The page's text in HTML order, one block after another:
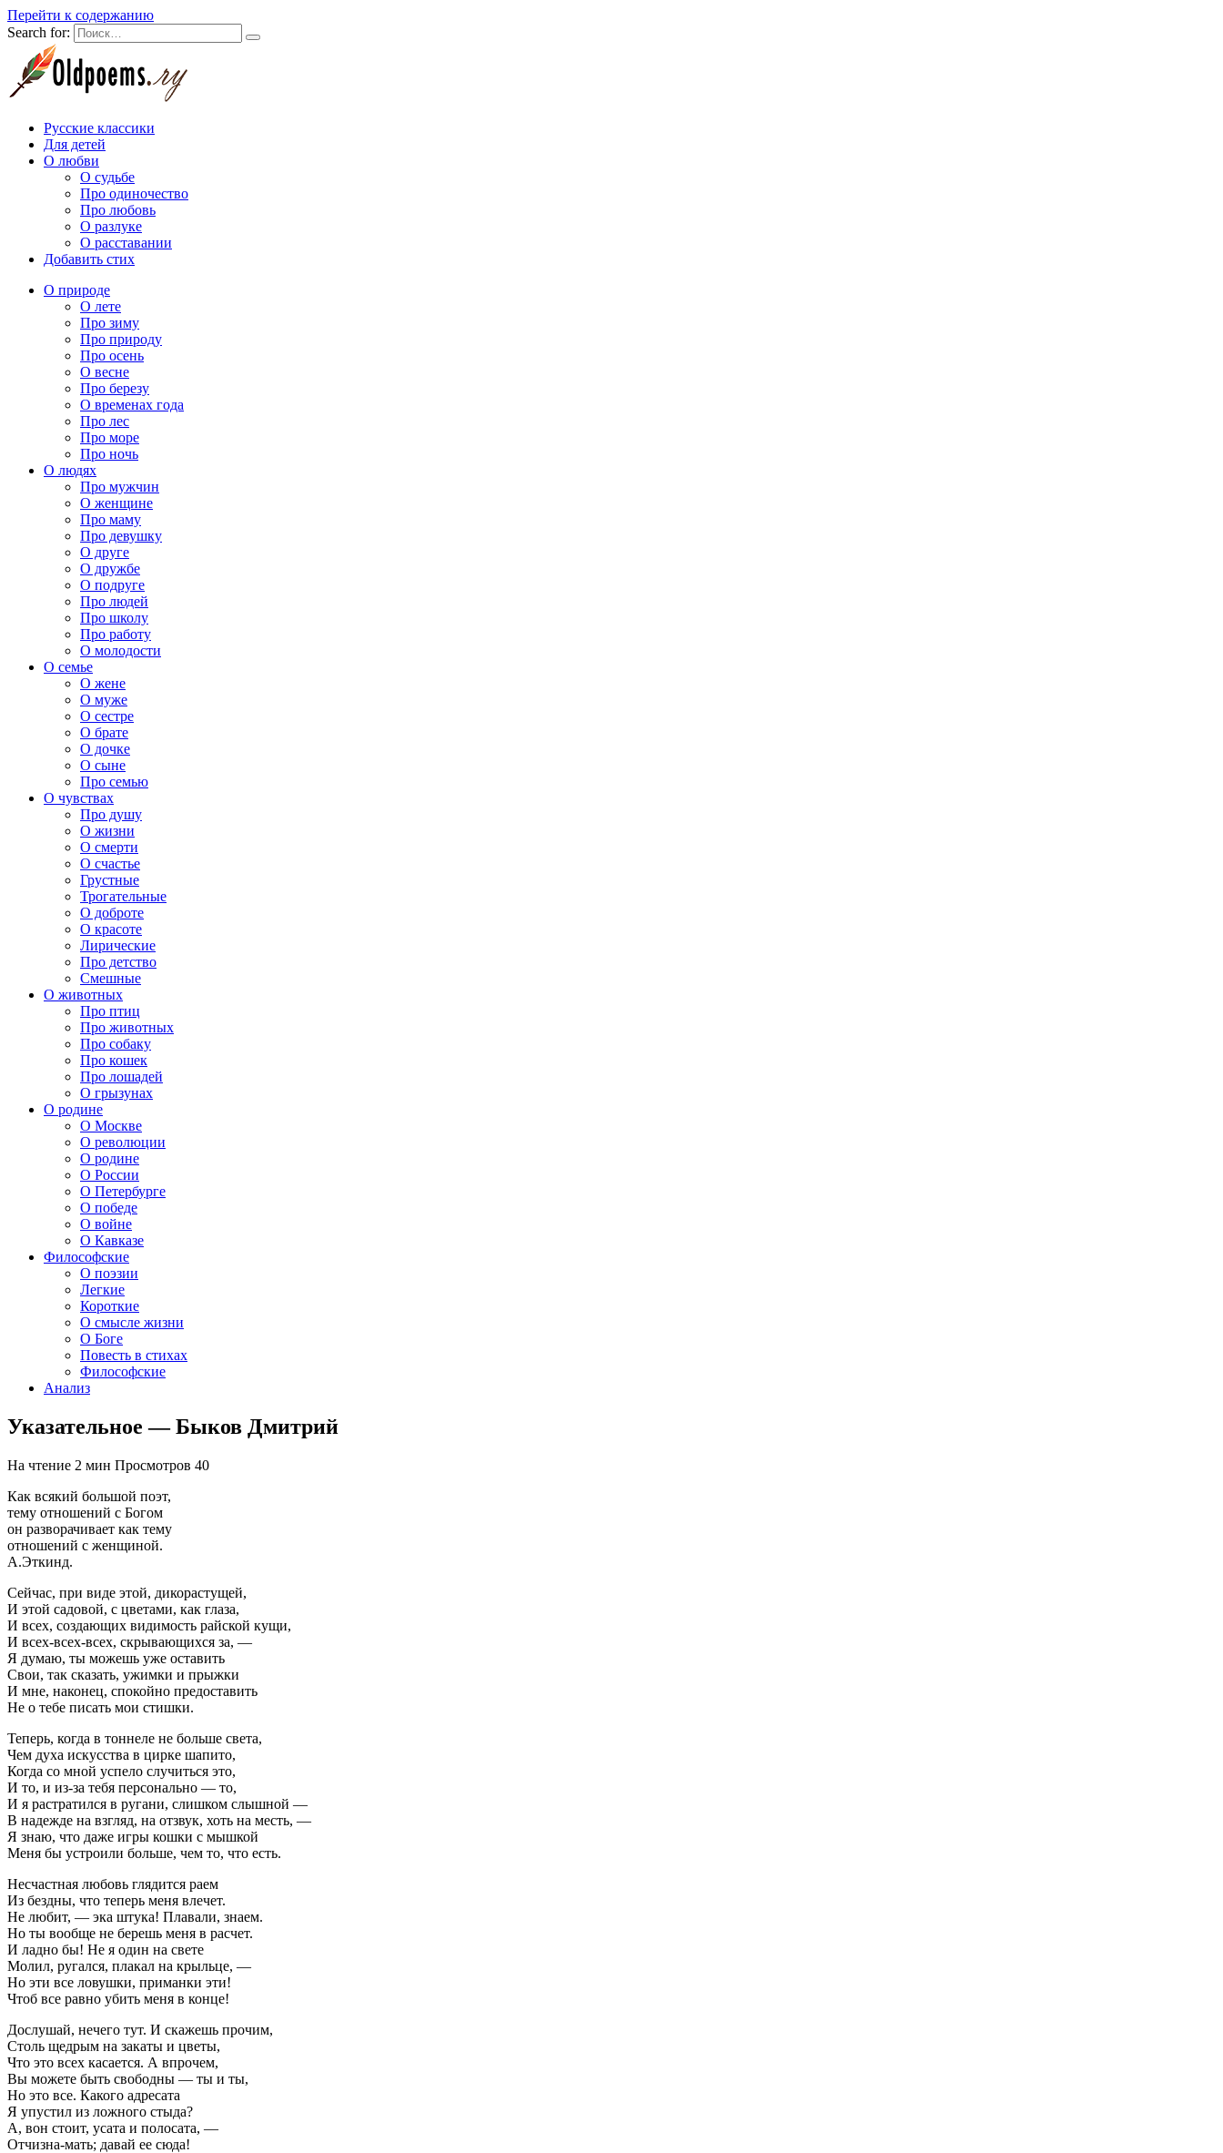
Перейти к содержанию
Search for:
Русские классики
Для детей
О любви
О судьбе
Про одиночество
Про любовь
О разлуке
О расставании
Добавить стих
О природе
О лете
Про зиму
Про природу
Про осень
О весне
Про березу
О временах года
Про лес
Про море
Про ночь
О людях
Про мужчин
О женщине
Про маму
Про девушку
О друге
О дружбе
О подруге
Про людей
Про школу
Про работу
О молодости
О семье
О жене
О муже
О сестре
О брате
О дочке
О сыне
Про семью
О чувствах
Про душу
О жизни
О смерти
О счастье
Грустные
Трогательные
О доброте
О красоте
Лирические
Про детство
Смешные
О животных
Про птиц
Про животных
Про собаку
Про кошек
Про лошадей
О грызунах
О родине
О Москве
О революции
О родине
О России
О Петербурге
О победе
О войне
О Кавказе
Философские
О поэзии
Легкие
Короткие
О смысле жизни
О Боге
Повесть в стихах
Философские
Анализ
Указательное — Быков Дмитрий
На чтение 2 мин Просмотров 40
Как всякий большой поэт,
тему отношений с Богом
он разворачивает как тему
отношений с женщиной.
А.Эткинд.
Сейчас, при виде этой, дикорастущей,
И этой садовой, с цветами, как глаза,
И всех, создающих видимость райской кущи,
И всех-всех-всех, скрывающихся за, —
Я думаю, ты можешь уже оставить
Свои, так сказать, ужимки и прыжки
И мне, наконец, спокойно предоставить
Не о тебе писать мои стишки.
Теперь, когда в тоннеле не больше света,
Чем духа искусства в цирке шапито,
Когда со мной успело случиться это,
И то, и из-за тебя персонально — то,
И я растратился в ругани, слишком слышной —
В надежде на взгляд, на отзвук, хоть на месть, —
Я знаю, что даже игры кошки с мышкой
Меня бы устроили больше, чем то, что есть.
Несчастная любовь глядится раем
Из бездны, что теперь меня влечет.
Не любит, — эка штука! Плавали, знаем.
Но ты вообще не берешь меня в расчет.
И ладно бы! Не я один на свете
Молил, ругался, плакал на крыльце, —
Но эти все ловушки, приманки эти!
Чтоб все равно убить меня в конце!
Дослушай, нечего тут. И скажешь прочим,
Столь щедрым на закаты и цветы,
Что это всех касается. А впрочем,
Вы можете быть свободны — ты и ты,
Но это все. Какого адресата
Я упустил из ложного стыда?
А, вон стоит, усата и полосата, —
Отчизна-мать; давай ее сюда!